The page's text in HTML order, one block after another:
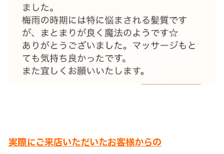
実際にご来店いただいたお客様からの